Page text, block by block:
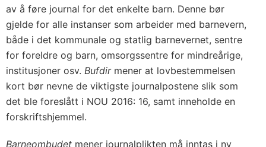
av å føre journal for det enkelte barn. Denne bør
gjelde for alle instanser som arbeider med barnevern,
både i det kommunale og statlig barnevernet, sentre
for foreldre og barn, omsorgssentre for mindreårige,
institusjoner osv. Bufdirmener at lovbestemmelsen
kort bør nevne de viktigste journalpostene slik som
det ble foreslått i NOU 2016: 16, samt inneholde en
forskriftshjemmel.
Barneombudet mener journalplikten må inntas i ny